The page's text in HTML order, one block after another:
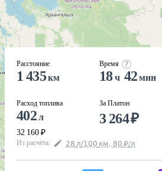
Расстояние
1 435км
Расход топлива
402л
32 160 ₽
Время
18ч 42 мин
За Платон
3 264₽
Из расчёта: 28 л/100 км, 80 ₽/л